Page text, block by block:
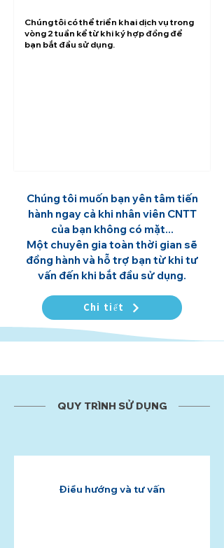
Chúng tôi có thể triển khai dịch vụ trong
vòng 2 tuần kể từ khi ký hợp đồng để
bạn bắt đầu sử dụng.
Chúng tôi muốn bạn yên tâm tiến
hành ngay cả khi nhân viên CNTT
của bạn không có mặt...
Một chuyên gia toàn thời gian sẽ
đồng hành và hỗ trợ bạn từ khi tư
vấn đến khi bắt đầu sử dụng.
Chi tiết
QUY TRÌNH SỬ DỤNG
Điều hướng và tư vấn